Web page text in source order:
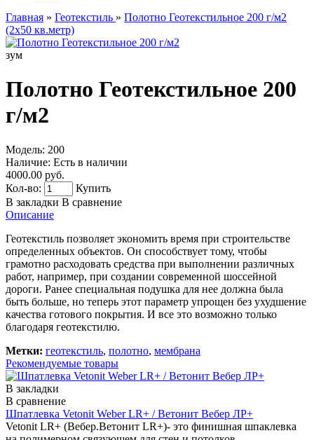
Главная » Геотекстиль » Полотно Геотекстильное 200 г/м2
(2x50 кв.метр)
зум
Полотно Геотекстильное 200
г/м2
Модель: 200
Наличие: Есть в наличии
4000.00 руб.
Кол-во:
Купить
В закладки В сравнение
Описание
Геотекстиль позволяет экономить время при строительстве
определенных объектов. Он способствует тому, чтобы
грамотно расходовать средства при выполнении различных
работ, например, при создании современной шоссейной
дороги. Ранее специальная подушка для нее должна была
быть больше, но теперь этот параметр упрощен без ухудшение
качества готового покрытия. И все это возможно только
благодаря геотекстилю.
Метки: геотекстиль, полотно, мембрана
Рекомендуемые товары
В закладки
В сравнение
Шпатлевка Vetonit Weber LR+ / Ветонит Вебер ЛР+
Vetonit LR+ (Вебер.Ветонит LR+)- это финишная шпаклевка